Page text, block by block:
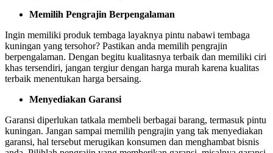
Memilih Pengrajin Berpengalaman
Ingin memiliki produk tembaga layaknya pintu nabawi tembaga
kuningan yang tersohor? Pastikan anda memilih pengrajin
berpengalaman. Dengan begitu kualitasnya terbaik dan memiliki ciri
khas tersendiri, jangan tergiur dengan harga murah karena kualitas
terbaik menentukan harga bersaing.
Menyediakan Garansi
Garansi diperlukan tatkala membeli berbagai barang, termasuk pintu
kuningan. Jangan sampai memilih pengrajin yang tak menyediakan
garansi, hal tersebut merugikan konsumen dan menghambat bisnis